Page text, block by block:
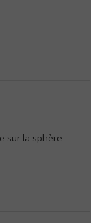
sur la sphère